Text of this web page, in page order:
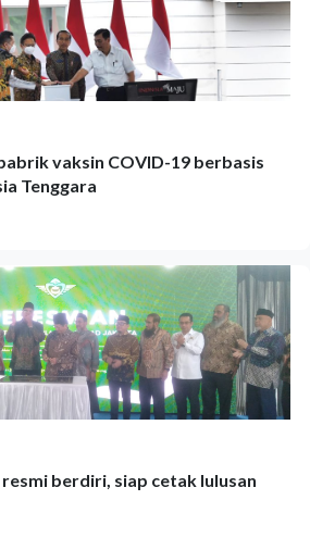
vaksin COVID-19 berbasis
Tenggara
berdiri, siap cetak lulusan